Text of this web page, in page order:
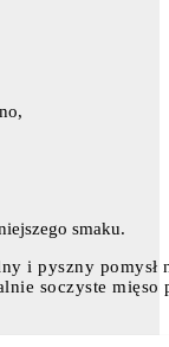
smaku.
i pyszny
soczyste